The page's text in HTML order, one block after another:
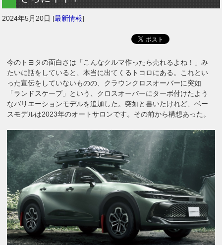
2024年5月20日 [最新情報]
今のトヨタの面白さは「こんなクルマ作ったら売れるよね！」み
たいに話をしていると、本当に出てくるトコロにある。これとい
った宣伝をしていないものの、クラウンクロスオーバーに突如
「ランドスケープ」という、クロスオーバーにターボ付けたよう
なバリエーションモデルを追加した。突如と書いたけれど、ベー
スモデルは2023年のオートサロンです。その前から構想あった。